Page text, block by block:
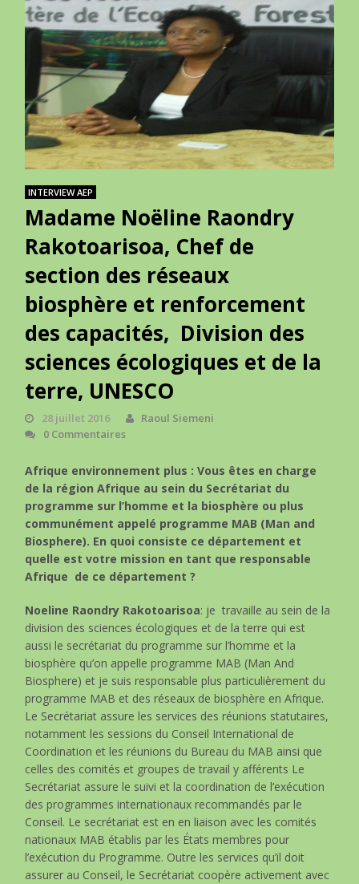
INTERVIEW AEP
Madame Noëline Raondry
Rakotoarisoa, Chef de
section des réseaux
biosphère et renforcement
des capacités, Division des
sciences écologiques et de la
terre, UNESCO
28 juillet 2016
Raoul Siemeni
0 Commentaires
Afrique environnement plus : Vous êtes en charge
de la région Afrique au sein du Secrétariat du
programme sur l’homme et la biosphère ou plus
communément appelé programme MAB (Man and
Biosphere). En quoi consiste ce département et
quelle est votre mission en tant que responsable
Afrique de ce département ?
Noeline Raondry Rakotoarisoa: je travaille au sein de la
division des sciences écologiques et de la terre qui est
aussi le secrétariat du programme sur l’homme et la
biosphère qu’on appelle programme MAB (Man And
Biosphere) et je suis responsable plus particulièrement du
programme MAB et des réseaux de biosphère en Afrique.
Le Secrétariat assure les services des réunions statutaires,
notamment les sessions du Conseil International de
Coordination et les réunions du Bureau du MAB ainsi que
celles des comités et groupes de travail y afférents Le
Secrétariat assure le suivi et la coordination de l’exécution
des programmes internationaux recommandés par le
Conseil. Le secrétariat est en en liaison avec les comités
nationaux MAB établis par les États membres pour
l’exécution du Programme. Outre les services qu’il doit
assurer au Conseil, le Secrétariat coopère activement avec